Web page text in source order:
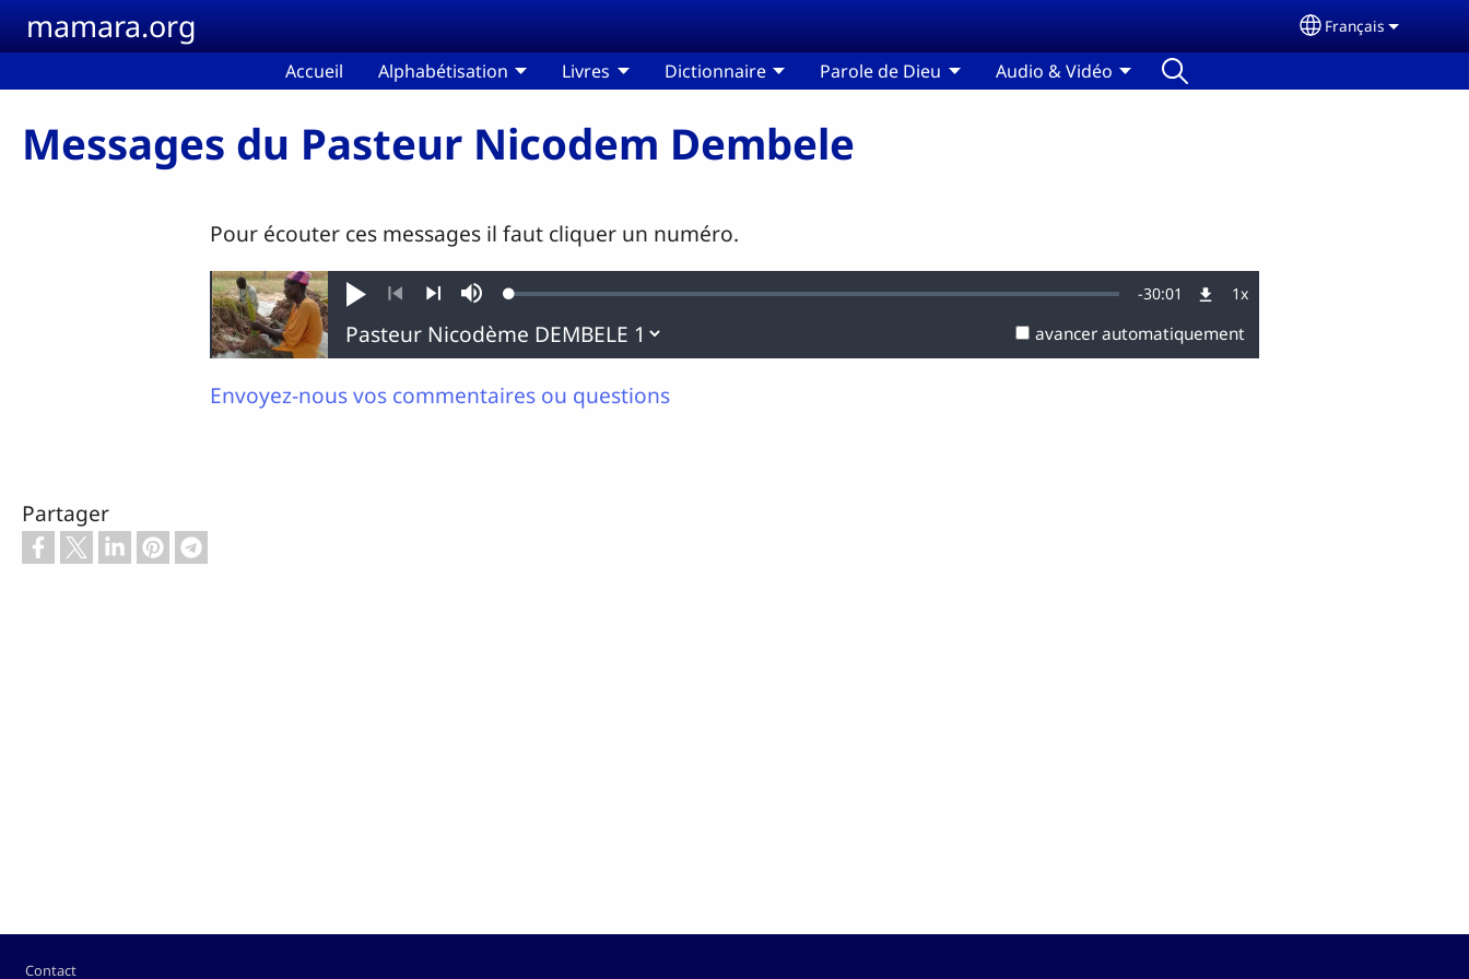
Aller au contenu principal
mamara.org Select your
Français
Accueil Alphabétisation Livres Dictionnaire Parole de Dieu Audio & Vidéo
Messages du Pasteur Nicodem Dembele
Pour écouter ces messages il faut cliquer un numéro.
Jouer
PrécédentSuivant
SourdineLoaded: Remaining
Time
-30:01 1xVitesse
lecture
avancer automatiquement
Envoyez-nous vos commentaires ou questions
Partager
Pied de page
Contact